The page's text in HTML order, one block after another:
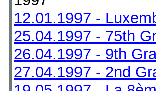
12.01.1997 -
25.04.1997 - 75th
26.04.1997 - 9th
27.04.1997 - 2nd